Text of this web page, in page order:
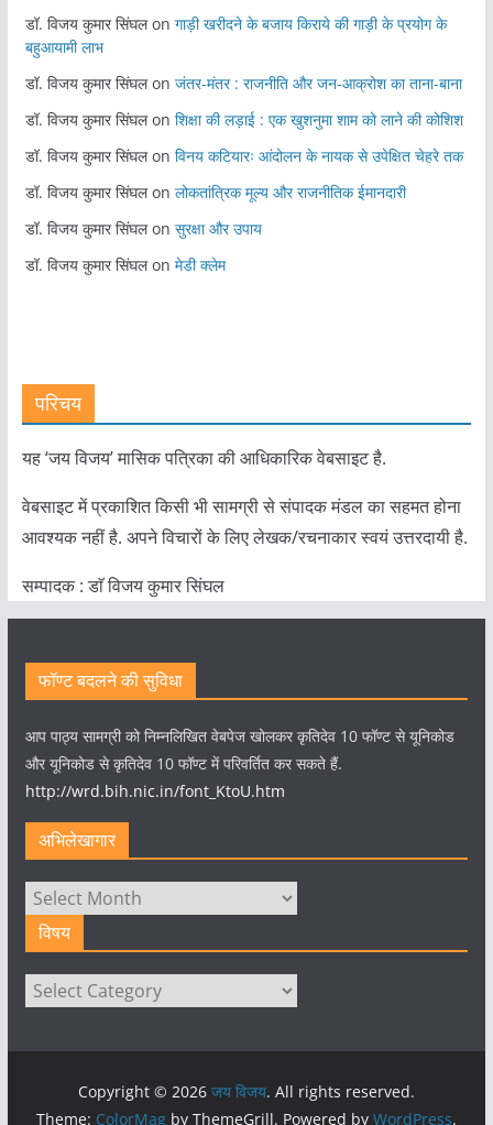
डॉ. विजय कुमार सिंघलon गाड़ी खरीदने के बजाय किराये की गाड़ी के प्रयोग के
बहुआयामी लाभ
डॉ. विजय कुमार सिंघलon जंतर-मंतर : राजनीति और जन-आक्रोश का ताना-बाना
डॉ. विजय कुमार सिंघलon शिक्षा की लड़ाई : एक खुशनुमा शाम को लाने की कोशिश
डॉ. विजय कुमार सिंघलon विनय कटियारः आंदोलन के नायक से उपेक्षित चेहरे तक
डॉ. विजय कुमार सिंघलon लोकतांत्रिक मूल्य और राजनीतिक ईमानदारी
डॉ. विजय कुमार सिंघलon सुरक्षा और उपाय
डॉ. विजय कुमार सिंघलon मेडी क्लेम
परिचय
यह ‘जय विजय’ मासिक पत्रिका की आधिकारिक वेबसाइट है.
वेबसाइट में प्रकाशित किसी भी सामग्री से संपादक मंडल का सहमत होना
आवश्यक नहीं है. अपने विचारों के लिए लेखक/रचनाकार स्वयं उत्तरदायी है.
सम्पादक : डाॅ विजय कुमार सिंघल
फॉण्ट बदलने की सुविधा
आप पाठ्य सामग्री को निम्नलिखित वेबपेज खोलकर कृतिदेव 10 फॉण्ट से यूनिकोड
और यूनिकोड से कृतिदेव 10 फॉण्ट में परिवर्तित कर सकते हैं.
http://wrd.bih.nic.in/font_KtoU.htm
अभिलेखागार
अभिलेखागार
विषय
विषय
Copyright © 2026 जय विजय. All rights reserved.
Theme: ColorMagby ThemeGrill. Powered by WordPress.